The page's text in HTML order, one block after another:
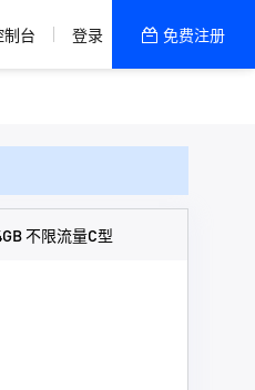
制台 登录 免费注册
不限流量C型